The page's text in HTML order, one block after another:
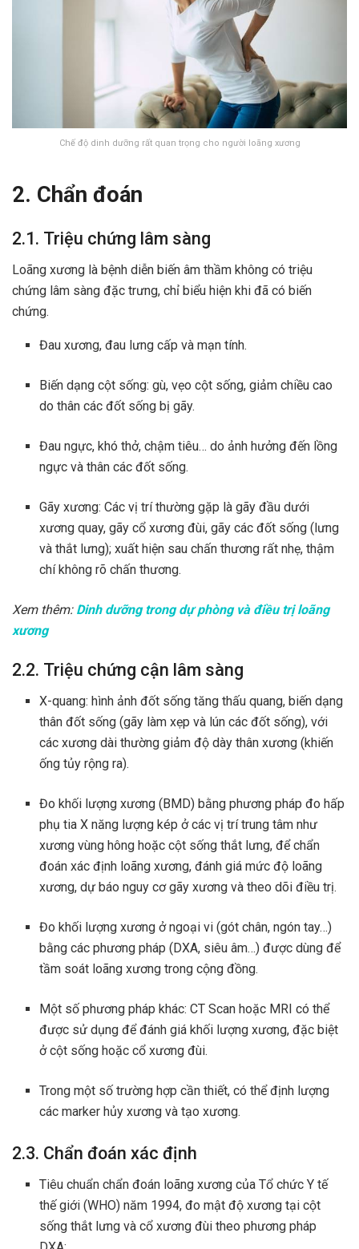
Chế độ dinh dưỡng rất quan trọng cho người loãng xương
2. Chẩn đoán
2.1. Triệu chứng lâm sàng
Loãng xương là bệnh diễn biến âm thầm không có triệu
chứng lâm sàng đặc trưng, chỉ biểu hiện khi đã có biến
chứng.
Đau xương, đau lưng cấp và mạn tính.
Biến dạng cột sống: gù, vẹo cột sống, giảm chiều cao
do thân các đốt sống bị gãy.
Đau ngực, khó thở, chậm tiêu… do ảnh hưởng đến lồng
ngực và thân các đốt sống.
Gãy xương: Các vị trí thường gặp là gãy đầu dưới
xương quay, gãy cổ xương đùi, gãy các đốt sống (lưng
và thắt lưng); xuất hiện sau chấn thương rất nhẹ, thậm
chí không rõ chấn thương.
Xem thêm: Dinh dưỡng trong dự phòng và điều trị loãng
xương
2.2. Triệu chứng cận lâm sàng
X-quang: hình ảnh đốt sống tăng thấu quang, biến dạng
thân đốt sống (gãy làm xẹp và lún các đốt sống), với
các xương dài thường giảm độ dày thân xương (khiến
ống tủy rộng ra).
Đo khối lượng xương (BMD) bằng phương pháp đo hấp
phụ tia X năng lượng kép ở các vị trí trung tâm như
xương vùng hông hoặc cột sống thắt lưng, để chẩn
đoán xác định loãng xương, đánh giá mức độ loãng
xương, dự báo nguy cơ gãy xương và theo dõi điều trị.
Đo khối lượng xương ở ngoại vi (gót chân, ngón tay…)
bằng các phương pháp (DXA, siêu âm…) được dùng để
tầm soát loãng xương trong cộng đồng.
Một số phương pháp khác: CT Scan hoặc MRI có thể
được sử dụng để đánh giá khối lượng xương, đặc biệt
ở cột sống hoặc cổ xương đùi.
Trong một số trường hợp cần thiết, có thể định lượng
các marker hủy xương và tạo xương.
2.3. Chẩn đoán xác định
Tiêu chuẩn chẩn đoán loãng xương của Tổ chức Y tế
thế giới (WHO) năm 1994, đo mật độ xương tại cột
sống thắt lưng và cổ xương đùi theo phương pháp